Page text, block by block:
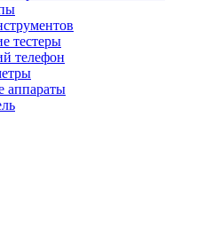
тестеры
телефон
аппараты